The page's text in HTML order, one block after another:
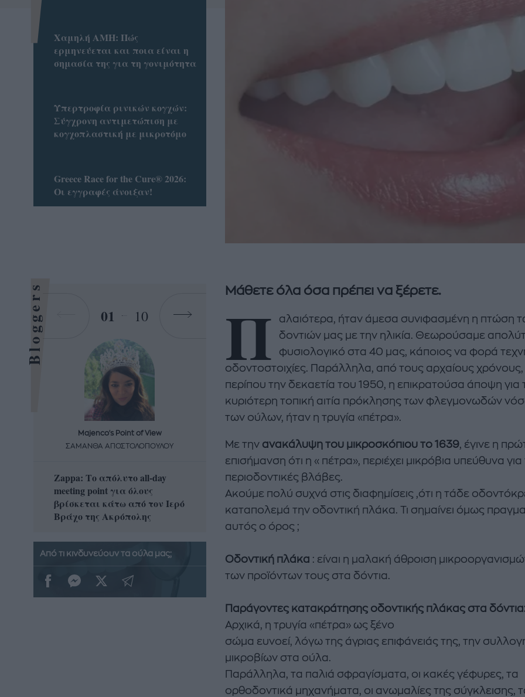
Μάθετε όλα όσα πρέπει να ξέρετε.
Π
αλαιότερα, ήταν άμεσα συνιφασμένη η πτώση
δοντιών μας με την ηλικία. Θεωρούσαμε
φυσιολογικό στα 40 μας, κάποιος να φορά
οδοντοστοιχίες. Παράλληλα, από τους αρχαίους χρόνους,
περίπου την δεκαετία του 1950, η επικρατούσα άποψη για
κυριότερη τοπική αιτία πρόκλησης των φλεγμονωδών
των ούλων, ήταν η τρυγία «πέτρα».
Με την ανακάλυψη του μικροσκόπιου το 1639, έγινε η
επισήμανση ότι η « πέτρα», περιέχει μικρόβια υπεύθυνα για
περιοδοντικές βλάβες.
Ακούμε πολύ συχνά στις διαφημίσεις ,ότι η τάδε
καταπολεμά την οδοντική πλάκα. Τι σημαίνει όμως
αυτός ο όρος ;
Οδοντική πλάκα : είναι η μαλακή άθροιση
των προϊόντων τους στα δόντια.
Παράγοντες κατακράτησης οδοντικής πλάκας στα
Αρχικά, η τρυγία «πέτρα» ως ξένο
σώμα ευνοεί, λόγω της άγριας επιφάνειάς της, την
μικροβίων στα ούλα.
Παράλληλα, τα παλιά σφραγίσματα, οι κακές γέφυρες, τα
ορθοδοντικά μηχανήματα, οι ανωμαλίες της σύγκλεισης,
Χαμηλή AMH: Πώς
ερμηνεύεται και ποια είναι η
σημασία της για τη γονιμότητα
Υπερτροφία ρινικών κογχών:
Σύγχρονη αντιμετώπιση με
κογχοπλαστική με μικροτόμο
Greece Race for the Cure® 2026:
Οι εγγραφές άνοιξαν!
Bloggers 01 10
Majenco's Point of View
ΣΑΜΑΝΘΑ ΑΠΟΣΤΟΛΟΠΟΥΛΟΥ
Zappa: Το απόλυτο all-day
meeting point για όλους
βρίσκεται κάτω από τον Ιερό
Βράχο της Ακρόπολης
ΣΑΜΑΝΘΑ ΑΠΟΣΤΟΛΟΠΟΥΛΟΥ
Η απόλυτη καλοκαιρινή
δροσερή σαλάτα με
καρπούζι, φέτα και φράουλες
που θα λατρέψετε
ΔΑΦΝΗ ΚΑΡΑΒΟΚΥΡΗ
έπαθα την πρώτη κρίση
πανικού νόμιζα πως θα
πεθάνω»
Από τι κινδυνεύουν τα ούλα μας;